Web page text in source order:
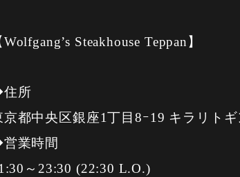
Wolfgang’s Steakhouse Teppan】
所
京都中央区銀座1丁目8ｰ19 キラリト
業時間
～23:30 (22:30 L.O.)